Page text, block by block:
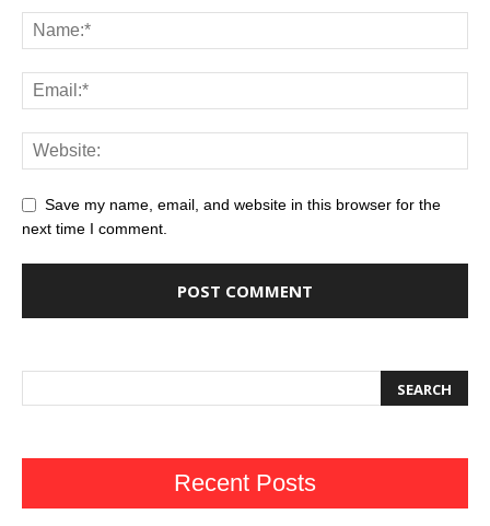
Save my name, email, and website in this browser for the
next time I comment.
Recent Posts